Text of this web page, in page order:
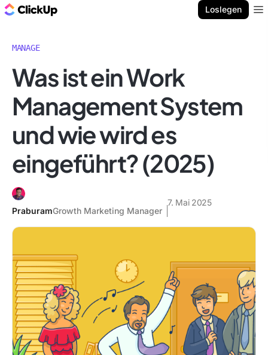
Loslegen
MANAGE
Was ist ein Work
Management System
und wie wird es
eingeführt? (2025)
PraburamGrowth Marketing Manager
7. Mai 2025